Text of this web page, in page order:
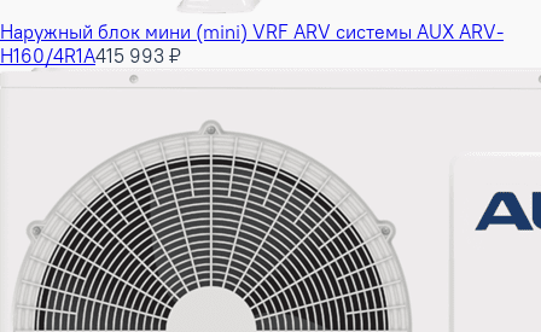
Наружный блок мини (mini) VRF ARV системы AUX ARV-
H160/4R1A415 993 ₽